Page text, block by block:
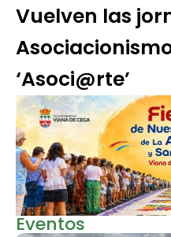
Vuelven las
‘Asoci@rte’
Eventos